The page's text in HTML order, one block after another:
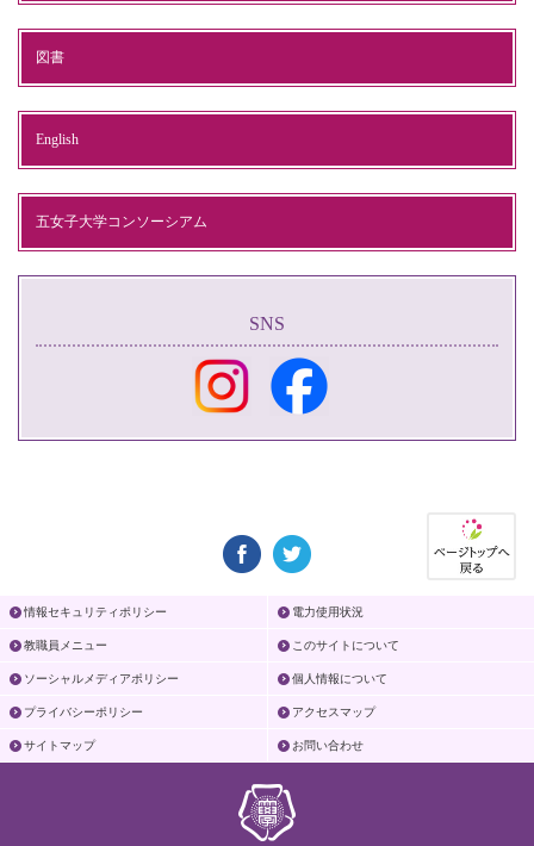
図書
English
五女子大学コンソーシアム
SNS
情報セキュリティポリシー 電力使用状況
教職員メニュー このサイトについて
ソーシャルメディアポリシー 個人情報について
プライバシーポリシー アクセスマップ
サイトマップ お問い合わせ